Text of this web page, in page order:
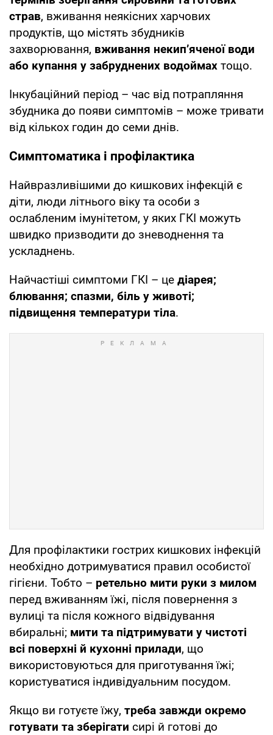
страв, вживання неякісних харчових
продуктів, що містять збудників
захворювання, вживання некип’яченої води
або купання у забруднених водоймах тощо.
Інкубаційний період – час від потрапляння
збудника до появи симптомів – може тривати
від кількох годин до семи днів.
Симптоматика і профілактика
Найвразливішими до кишкових інфекцій є
діти, люди літнього віку та особи з
ослабленим імунітетом, у яких ГКІ можуть
швидко призводити до зневоднення та
ускладнень.
Найчастіші симптоми ГКІ – це діарея;
блювання; спазми, біль у животі;
підвищення температури тіла.
Для профілактики гострих кишкових інфекцій
необхідно дотримуватися правил особистої
гігієни. Тобто – ретельно мити руки з милом
перед вживанням їжі, після повернення з
вулиці та після кожного відвідування
вбиральні; мити та підтримувати у чистоті
всі поверхні й кухонні прилади, що
використовуються для приготування їжі;
користуватися індивідуальним посудом.
Якщо ви готуєте їжу, треба завжди окремо
готувати та зберігати сирі й готові до